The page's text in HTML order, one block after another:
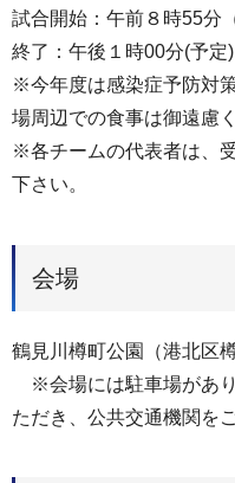
試合開始：午前８時55分
終了：午後１時00分(予定)
※今年度は感染症予防対
場周辺での食事は御遠慮
※各チームの代表者は、
下さい。
会場
鶴見川樽町公園（港北区
※会場には駐車場があ
ただき、公共交通機関を